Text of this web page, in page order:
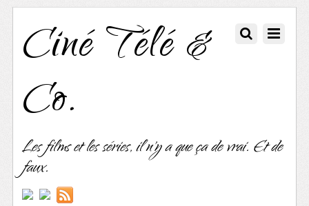
Ciné Télé &
Co.
Les films et les séries, il n'y a que ça de vrai. Et de
faux.